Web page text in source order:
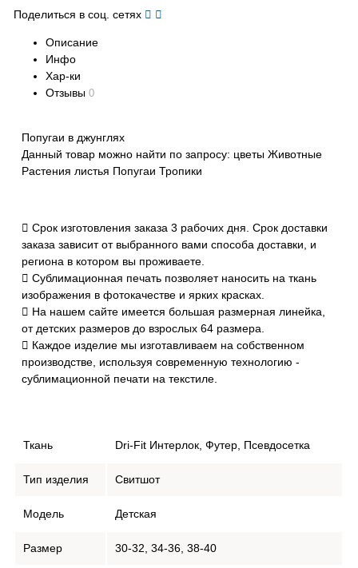
Поделиться в соц. сетях
Описание
Инфо
Хар-ки
Отзывы0
Попугаи в джунглях
Данный товар можно найти по запросу: цветы Животные
Растения листья Попугаи Тропики
Срок изготовления заказа 3 рабочих дня. Срок доставки
заказа зависит от выбранного вами способа доставки, и
региона в котором вы проживаете.
Сублимационная печать позволяет наносить на ткань
изображения в фотокачестве и ярких красках.
На нашем сайте имеется большая размерная линейка,
от детских размеров до взрослых 64 размера.
Каждое изделие мы изготавливаем на собственном
производстве, используя современную технологию -
сублимационной печати на текстиле.
Ткань Dri-Fit Интерлок, Футер, Псевдосетка
Тип изделия Свитшот
Модель Детская
Размер 30-32, 34-36, 38-40